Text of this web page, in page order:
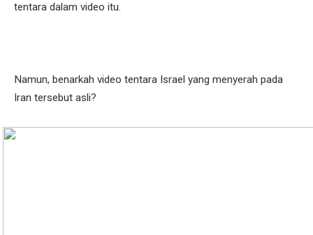
tentara dalam video itu.
Namun, benarkah video tentara Israel yang menyerah pada
Iran tersebut asli?